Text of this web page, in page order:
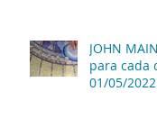
JOHN MAIN Silencio y Quietud
para cada
01/05/2022